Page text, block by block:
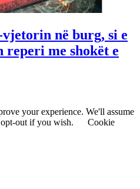
në burg, si e
me shokët e
your experience. We'll assume
out if you wish.
Cookie